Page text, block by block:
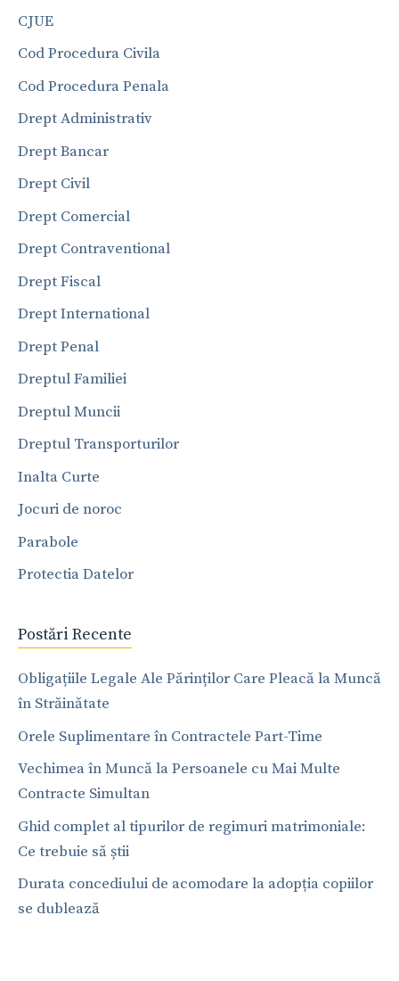
CJUE
Cod Procedura Civila
Cod Procedura Penala
Drept Administrativ
Drept Bancar
Drept Civil
Drept Comercial
Drept Contraventional
Drept Fiscal
Drept International
Drept Penal
Dreptul Familiei
Dreptul Muncii
Dreptul Transporturilor
Inalta Curte
Jocuri de noroc
Parabole
Protectia Datelor
Postări Recente
Obligațiile Legale Ale Părinților Care Pleacă la Muncă
în Străinătate
Orele Suplimentare în Contractele Part-Time
Vechimea în Muncă la Persoanele cu Mai Multe
Contracte Simultan
Ghid complet al tipurilor de regimuri matrimoniale:
Ce trebuie să știi
Durata concediului de acomodare la adopția copiilor
se dublează